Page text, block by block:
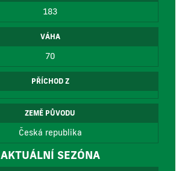
183
VÁHA
70
PŘÍCHOD Z
ZEMĚ PŮVODU
Česká republika
AKTUÁLNÍ SEZÓNA